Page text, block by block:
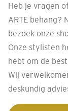
Heb je vragen
ARTE behang?
bezoek onze
Onze stylisten
hebt om de
Wij
deskundig